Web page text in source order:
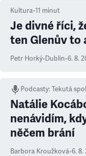
Kultura•11 minut
Je divné říci,
ten Glenův to
Petr Horký•Dublin•6. 8.
Podcasty:Tekutá
Natálie
nenávidím,
něčem brání
Barbora Kroužková•6. 8.